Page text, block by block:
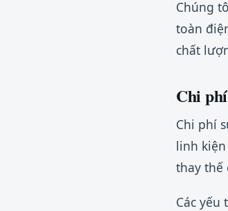
Chúng
toàn
chất
Chi
Chi phí
linh
thay thế
Các